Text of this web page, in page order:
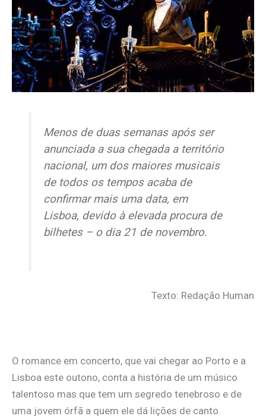
Menos de duas semanas após ser
anunciada a sua chegada a território
nacional, um dos maiores musicais
de todos os tempos acaba de
confirmar mais uma data, em
Lisboa, devido à elevada procura de
bilhetes – o dia 21 de novembro.
Texto: Redação Human
O romance em concerto, que vai chegar ao Porto e a
Lisboa este outono, conta a história de um músico
talentoso mas que tem um segredo tenebroso e de
uma jovem órfã a quem ele dá lições de canto